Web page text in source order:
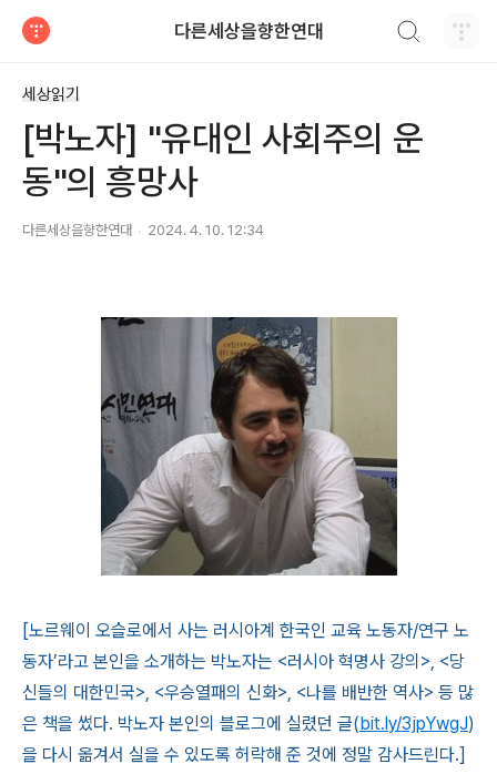
다른세상을향한연대
세상읽기
[박노자] "유대인 사회주의 운
동"의 흥망사
다른세상을향한연대 2024. 4. 10. 12:34
[노르웨이 오슬로에서 사는 러시아계 한국인 교육 노동자/연구 노
동자’라고 본인을 소개하는 박노자는 <러시아 혁명사 강의>, <당
신들의 대한민국>, <우승열패의 신화>, <나를 배반한 역사> 등 많
은 책을 썼다. 박노자 본인의 블로그에 실렸던 글(bit.ly/3jpYwgJ)
을 다시 옮겨서 실을 수 있도록 허락해 준 것에 정말 감사드린다.]